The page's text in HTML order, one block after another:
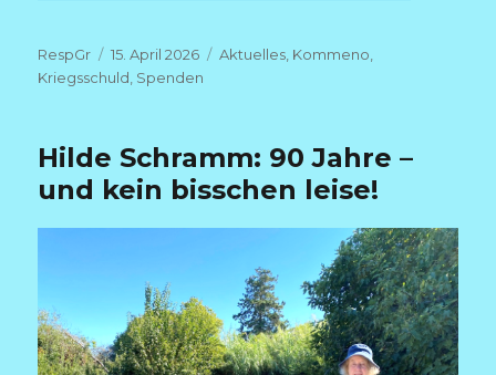
Autor
RespGr
Veröffentlicht
am
15. April 2026 Kategorien
Aktuelles Kommeno
Kriegsschuld Spenden
Hilde Schramm: 90 Jahre –
und kein bisschen leise!